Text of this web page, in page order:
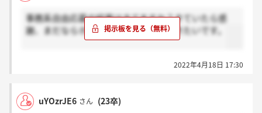
事務系自由応募の結果はきてますか？きていたら感
謝、まだならホント？で教えていただきたいです。
2022年4月18日 17:30
uYOzrJE6 さん (23卒)